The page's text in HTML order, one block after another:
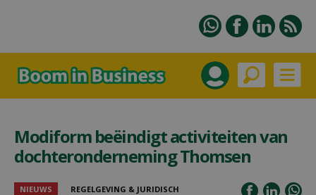
Modiform beëindigt activiteiten van
dochteronderneming Thomsen
NIEUWS REGELGEVING & JURIDISCH